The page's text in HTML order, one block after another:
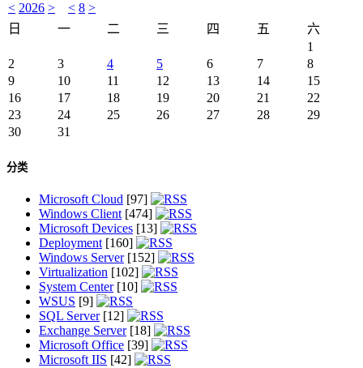
< 2026 > < 8 >
日
一 二 三 四 五
六
1
2
3 4 5 6 7
8
9
10 11 12 13 14
15
16
17 18 19 20 21
22
23
24 25 26 27 28
29
30
31
分类
Microsoft Cloud [97]
Windows Client[474]
Microsoft Devices [13]
Deployment[160]
Windows Server[152]
Virtualization [102]
System Center[10]
WSUS [9]
SQL Server[12]
Exchange Server[18]
Microsoft Office [39]
Microsoft IIS [42]